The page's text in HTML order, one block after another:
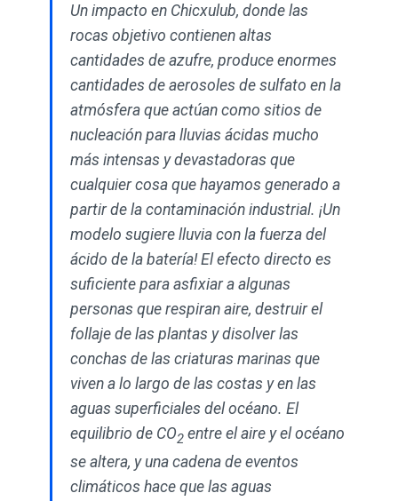
Un impacto en Chicxulub, donde las
rocas objetivo contienen altas
cantidades de azufre, produce enormes
cantidades de aerosoles de sulfato en la
atmósfera que actúan como sitios de
nucleación para lluvias ácidas mucho
más intensas y devastadoras que
cualquier cosa que hayamos generado a
partir de la contaminación industrial. ¡Un
modelo sugiere lluvia con la fuerza del
ácido de la batería! El efecto directo es
suficiente para asfixiar a algunas
personas que respiran aire, destruir el
follaje de las plantas y disolver las
conchas de las criaturas marinas que
viven a lo largo de las costas y en las
aguas superficiales del océano. El
equilibrio de CO2 entre el aire y el océano
se altera, y una cadena de eventos
climáticos hace que las aguas